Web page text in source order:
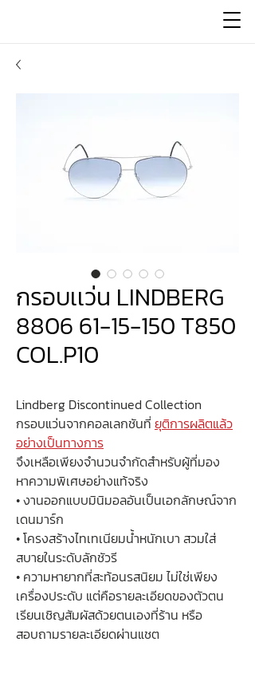
กรอบเเว่น LINDBERG
8806 61-15-150 T850
COL.P10
Lindberg Discontinued Collection
กรอบแว่นจากคอลเลกชันที่ ยุติการผลิตแล้ว
อย่างเป็นทางการ
จึงเหลือเพียงจำนวนจำกัดสำหรับผู้ที่มอง
หาความพิเศษอย่างแท้จริง
• งานออกแบบมินิมอลอันเป็นเอกลักษณ์จาก
เดนมาร์ก
• โครงสร้างไทเทเนียมน้ำหนักเบา สวมใส่
สบายในระดับลักชัวรี
• ความหายากที่สะท้อนรสนิยม ไม่ใช่เพียง
เครื่องประดับ แต่คือรายละเอียดของตัวตน
เรียนเชิญสัมผัสด้วยตนเองที่ร้าน หรือ
สอบถามรายละเอียดผ่านแชต